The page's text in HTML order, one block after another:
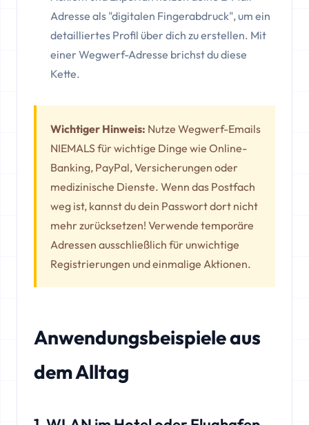
Adresse als "digitalen Fingerabdruck", um ein
detailliertes Profil über dich zu erstellen. Mit
einer Wegwerf-Adresse brichst du diese
Kette.
Wichtiger Hinweis: Nutze Wegwerf-Emails
NIEMALS für wichtige Dinge wie Online-
Banking, PayPal, Versicherungen oder
medizinische Dienste. Wenn das Postfach
weg ist, kannst du dein Passwort dort nicht
mehr zurücksetzen! Verwende temporäre
Adressen ausschließlich für unwichtige
Registrierungen und einmalige Aktionen.
Anwendungsbeispiele aus
dem Alltag